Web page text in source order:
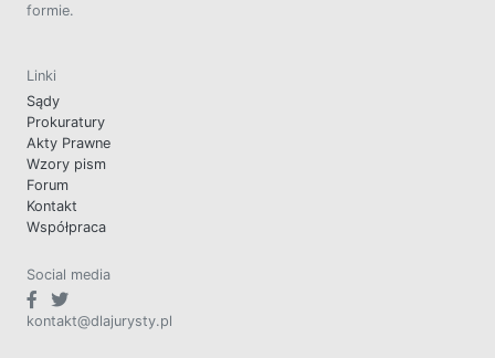
formie.
Linki
Sądy
Prokuratury
Akty Prawne
Wzory pism
Forum
Kontakt
Współpraca
Social media
kontakt@dlajurysty.pl